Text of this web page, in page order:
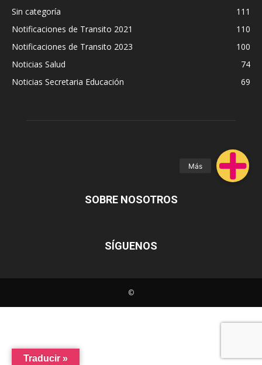
Sin categoría
111
Notificaciones de Transito 2021
110
Notificaciones de Transito 2023
100
Noticias Salud
74
Noticias Secretaria Educación
69
SOBRE NOSOTROS
SÍGUENOS
©
Traducir »